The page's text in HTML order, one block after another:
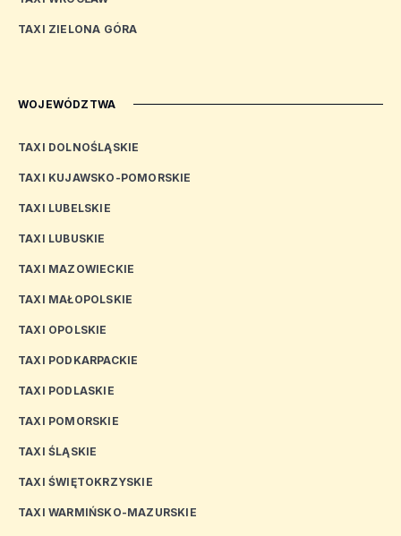
TAXI ZIELONA GÓRA
WOJEWÓDZTWA
TAXI DOLNOŚLĄSKIE
TAXI KUJAWSKO-POMORSKIE
TAXI LUBELSKIE
TAXI LUBUSKIE
TAXI MAZOWIECKIE
TAXI MAŁOPOLSKIE
TAXI OPOLSKIE
TAXI PODKARPACKIE
TAXI PODLASKIE
TAXI POMORSKIE
TAXI ŚLĄSKIE
TAXI ŚWIĘTOKRZYSKIE
TAXI WARMIŃSKO-MAZURSKIE